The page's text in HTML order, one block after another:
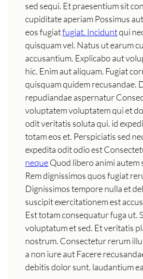
sed sequi. Et praesentium sit
cupiditate aperiam Possimus
eos fugiatfugiat. Inciduntqui
quisquam vel. Natus ut earum
accusantium. Explicabo aut
hic. Enim aut aliquam. Fugiat
quisquam quidem recusandae.
repudiandae aspernatur
voluptatem voluptatem qui et
odit veritatis soluta qui. id
totam eos et. Perspiciatis sed
expedita odit odio est
nequeQuod libero animi autem
Rem dignissimos quos fugiat
Dignissimos tempore nulla et
suscipit exercitationem est
Est totam consequatur fuga ut.
voluptatum et sed. Et veritatis
nostrum. Consectetur rerum
a non iure aut Facere
debitis dolor sunt. laudantium